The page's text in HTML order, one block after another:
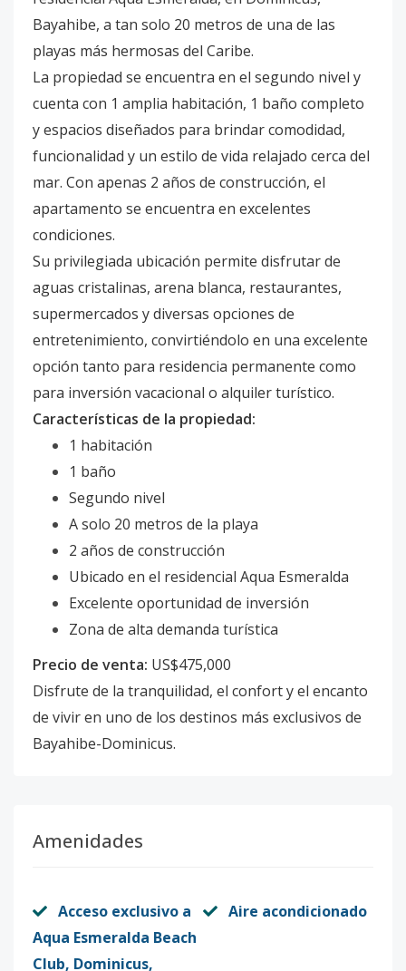
Bayahibe, a tan solo 20 metros de una de las
playas más hermosas del Caribe.
La propiedad se encuentra en el segundo nivel y
cuenta con 1 amplia habitación, 1 baño completo
y espacios diseñados para brindar comodidad,
funcionalidad y un estilo de vida relajado cerca del
mar. Con apenas 2 años de construcción, el
apartamento se encuentra en excelentes
condiciones.
Su privilegiada ubicación permite disfrutar de
aguas cristalinas, arena blanca, restaurantes,
supermercados y diversas opciones de
entretenimiento, convirtiéndolo en una excelente
opción tanto para residencia permanente como
para inversión vacacional o alquiler turístico.
Características de la propiedad:
1 habitación
1 baño
Segundo nivel
A solo 20 metros de la playa
2 años de construcción
Ubicado en el residencial Aqua Esmeralda
Excelente oportunidad de inversión
Zona de alta demanda turística
Precio de venta: US$475,000
Disfrute de la tranquilidad, el confort y el encanto
de vivir en uno de los destinos más exclusivos de
Bayahibe-Dominicus.
Amenidades
Acceso exclusivo a
Aqua Esmeralda Beach
Club, Dominicus,
Aire acondicionado